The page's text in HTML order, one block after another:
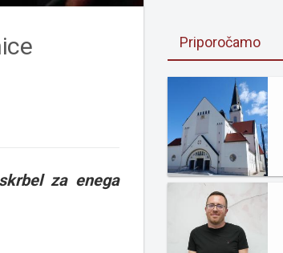
za enega
Priporočamo